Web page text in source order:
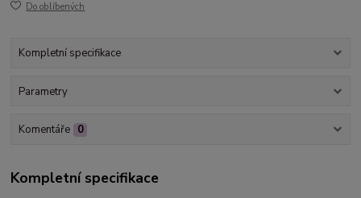
Do oblíbených
Kompletní specifikace
Parametry
Komentáře 0
Kompletní specifikace